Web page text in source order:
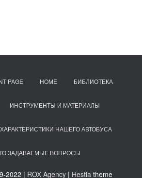
PAGE HOME БИБЛИОТЕКА
ИНСТРУМЕНТЫ И МАТЕРИАЛЫ
НАШЕГО АВТОБУСА
ЗАДАВАЕМЫЕ ВОПРОСЫ
2022 | ROX Agency | Hestia theme